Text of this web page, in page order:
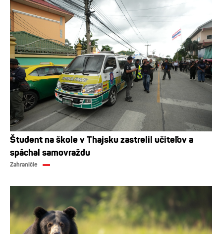
Študent na škole v Thajsku zastrelil učiteľov a
spáchal samovraždu
Zahraničie